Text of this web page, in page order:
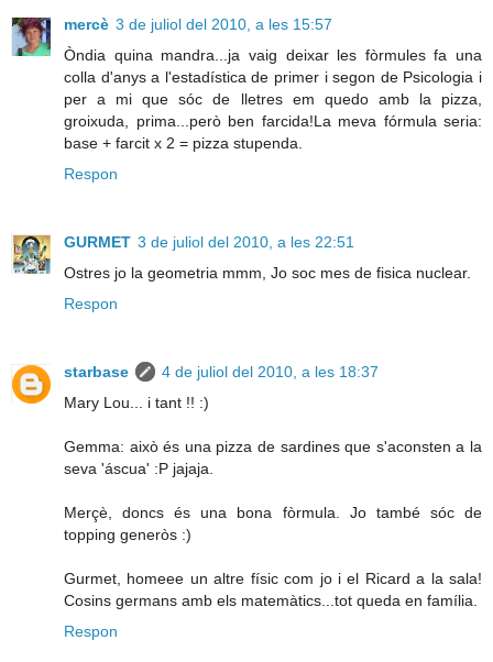
mercè 3 de juliol del 2010, a les 15:57
Òndia quina mandra...ja vaig deixar les fòrmules fa una
colla d'anys a l'estadística de primer i segon de Psicologia i
per a mi que sóc de lletres em quedo amb la pizza,
groixuda, prima...però ben farcida!La meva fórmula seria:
base + farcit x 2 = pizza stupenda.
Respon
GURMET 3 de juliol del 2010, a les 22:51
Ostres jo la geometria mmm, Jo soc mes de fisica nuclear.
Respon
starbase
4 de juliol del 2010, a les 18:37
Mary Lou... i tant !! :)
Gemma: això és una pizza de sardines que s'aconsten a la
seva 'áscua' :P jajaja.
Merçè, doncs és una bona fòrmula. Jo també sóc de
topping generòs :)
Gurmet, homeee un altre físic com jo i el Ricard a la sala!
Cosins germans amb els matemàtics...tot queda en família.
Respon